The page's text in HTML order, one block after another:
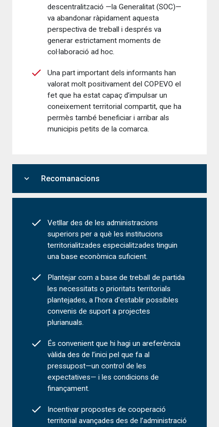
descentralització —la Generalitat (SOC)—
va abandonar ràpidament aquesta
perspectiva de treball i després va
generar estrictament moments de
col·laboració ad hoc.
Una part important dels informants han
valorat molt positivament del COPEVO el
fet que ha estat capaç d’impulsar un
coneixement territorial compartit, que ha
permès també beneficiar i arribar als
municipis petits de la comarca.
expand_more Recomanacions
Vetllar des de les administracions
superiors per a què les institucions
territorialitzades especialitzades tinguin
una base econòmica suficient.
Plantejar com a base de treball de partida
les necessitats o prioritats territorials
plantejades, a l'hora d'establir possibles
convenis de suport a projectes
plurianuals.
És convenient que hi hagi un areferència
vàlida des de l’inici pel que fa al
pressupost—un control de les
expectatives— i les condicions de
finançament.
Incentivar propostes de cooperació
territorial avançades des de l’administració